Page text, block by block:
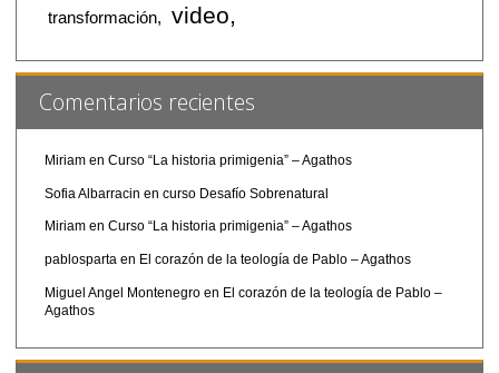
transformación
video
Comentarios recientes
Miriamen Curso “La historia primigenia” – Agathos
Sofia Albarracin en curso Desafío Sobrenatural
Miriamen Curso “La historia primigenia” – Agathos
pablospartaen El corazón de la teología de Pablo – Agathos
Miguel Angel Montenegroen El corazón de la teología de Pablo –
Agathos